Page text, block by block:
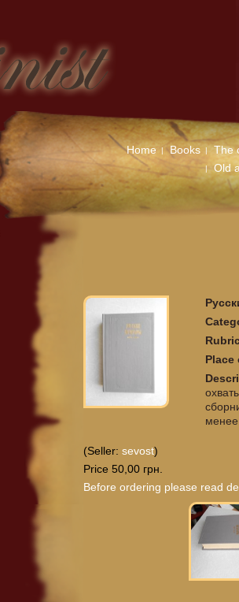
Home Books The
Old
менее
(Seller:sevost)
Price 50,00 грн.
Before ordering please read